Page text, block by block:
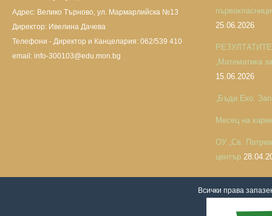
Адрес: Велико Търново, ул. Мармарлийска №13
Директор: Ивелина Дачева
Телефони - Директор и Канцелария: 062/539 410
email: info-300103@edu.mon.bg
25.06.2026
РЕЗУЛТАТИТЕ
„Математика
15.06.2026
„Бъди Еко.
Месец на
ОУ „Св.
център
Всички права